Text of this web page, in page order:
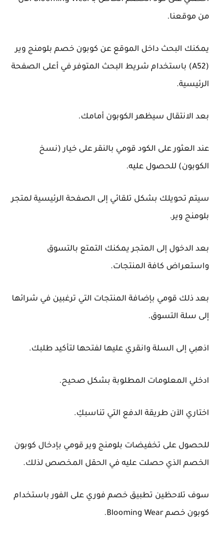
من موقعنا.
يمكنك البحث داخل الموقع عن كوبون خصم بلومنج وير
(A52) باستخدام شريط البحث المتوفر في أعلى الصفحة
الرئيسية.
بعد الانتقال سيظهر الكوبون أمامك.
عند العثور على الكود قومي بالنقر على خيار (نسخ
الكوبون) للحصول عليه.
سيتم تحويلك بشكل تلقائي إلى الصفحة الرئيسية لمتجر
بلومنج وير.
بعد الدخول إلى المتجر يمكنك التمتع بالتسوق
واستعراض كافة المنتجات.
بعد ذلك قومي بإضافة المنتجات التي ترغبين في شرائها
إلى سلة التسوق.
اذهبي إلى السلة وانقري عليها لفتحها لتأكيد طلبك.
ادخلي المعلومات المطلوبة بشكل صحيح.
اختاري الآن طريقة الدفع التي تناسبكِ.
للحصول على تخفيضات بلومنج وير قومي بإدخال كوبون
الخصم الذي حصلت عليه في الحقل المخصص لذلك.
سوف تلاحظين تطبيق خصم فوري على الفور باستخدام
كوبون خصم Blooming Wear.